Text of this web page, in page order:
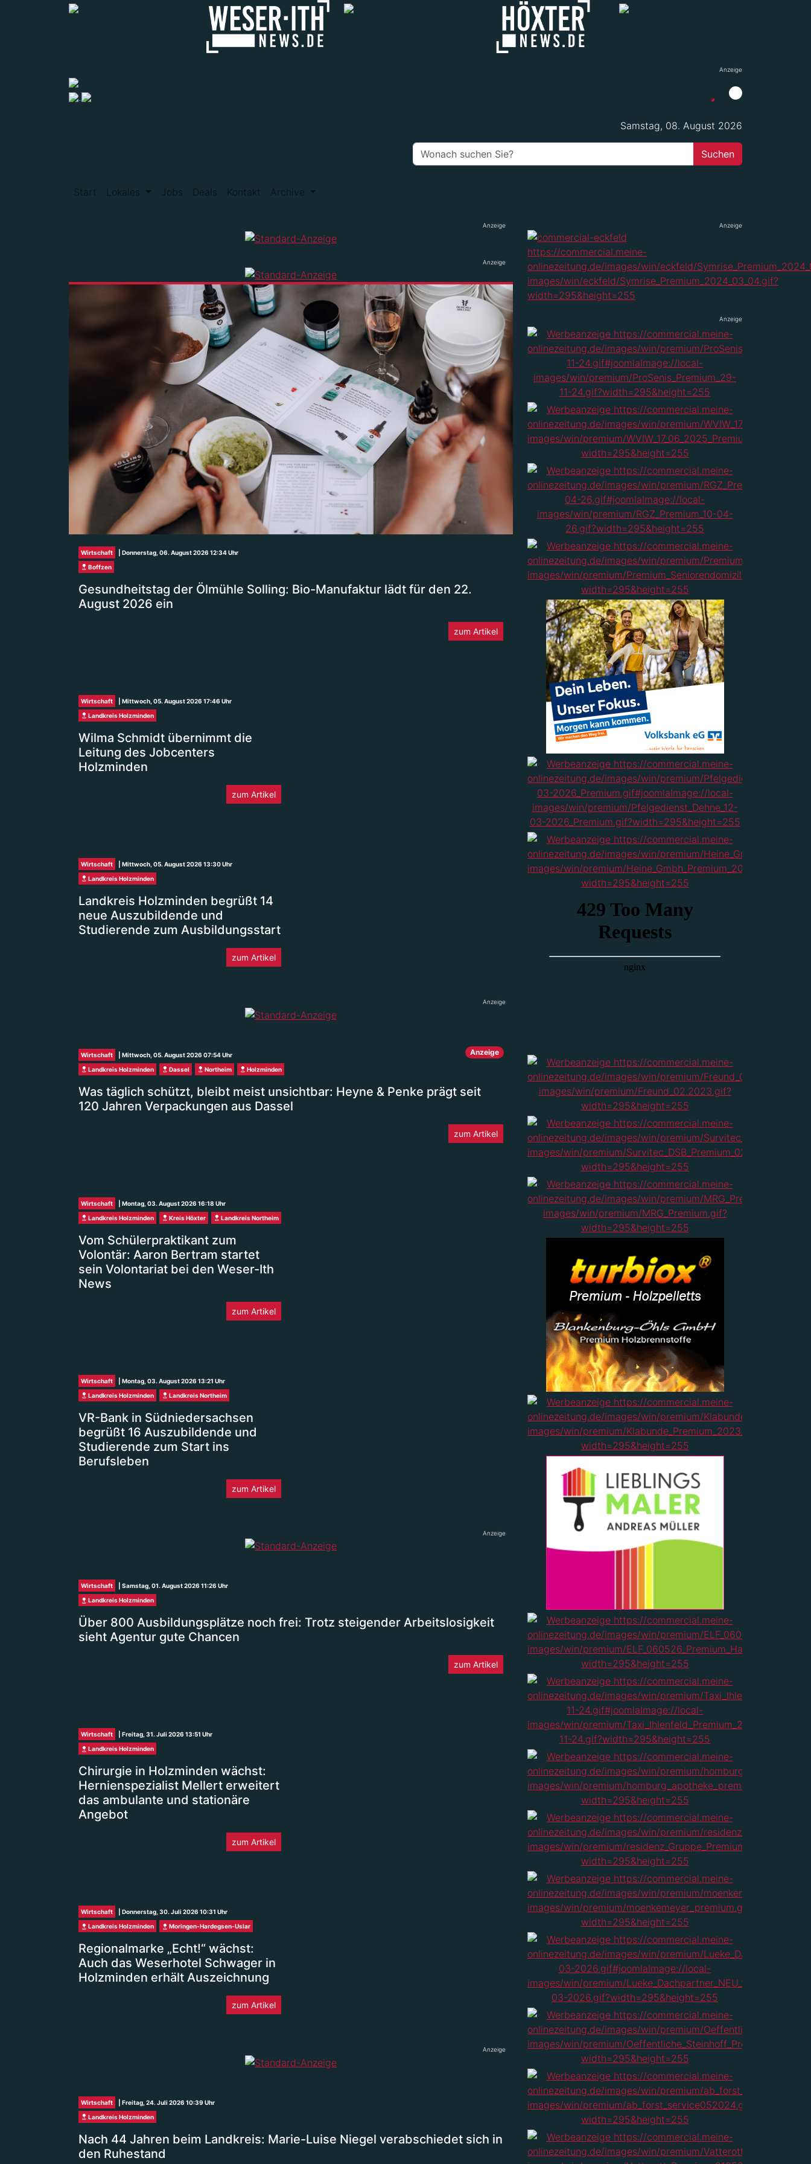
Anzeige
Samstag, 08. August 2026
Start Lokales Jobs Deals Kontakt Archive
Anzeige
Anzeige
Wirtschaft
| Donnerstag, 06. August 2026 12:34 Uhr
Boffzen
Gesundheitstag der Ölmühle Solling: Bio-Manufaktur lädt für den 22.
August 2026 ein
zum Artikel
Wirtschaft
| Mittwoch, 05. August 2026 17:46 Uhr
Landkreis Holzminden
Wilma Schmidt übernimmt die
Leitung des Jobcenters
Holzminden
zum Artikel
Wirtschaft
| Mittwoch, 05. August 2026 13:30 Uhr
Landkreis Holzminden
Landkreis Holzminden begrüßt 14
neue Auszubildende und
Studierende zum Ausbildungsstart
zum Artikel
Anzeige
Anzeige
Wirtschaft
| Mittwoch, 05. August 2026 07:54 Uhr
Landkreis Holzminden
Dassel Northeim Holzminden
Was täglich schützt, bleibt meist unsichtbar: Heyne & Penke prägt seit
120 Jahren Verpackungen aus Dassel
zum Artikel
Wirtschaft
| Montag, 03. August 2026 16:18 Uhr
Landkreis Holzminden
Kreis Höxter Landkreis Northeim
Vom Schülerpraktikant zum
Volontär: Aaron Bertram startet
sein Volontariat bei den Weser-Ith
News
zum Artikel
Wirtschaft
| Montag, 03. August 2026 13:21 Uhr
Landkreis Holzminden
Landkreis Northeim
VR-Bank in Südniedersachsen
begrüßt 16 Auszubildende und
Studierende zum Start ins
Berufsleben
zum Artikel
Anzeige
Wirtschaft
| Samstag, 01. August 2026 11:26 Uhr
Landkreis Holzminden
Über 800 Ausbildungsplätze noch frei: Trotz steigender Arbeitslosigkeit
sieht Agentur gute Chancen
zum Artikel
Wirtschaft
| Freitag, 31. Juli 2026 13:51 Uhr
Landkreis Holzminden
Chirurgie in Holzminden wächst:
Hernienspezialist Mellert erweitert
das ambulante und stationäre
Angebot
zum Artikel
Wirtschaft
| Donnerstag, 30. Juli 2026 10:31 Uhr
Landkreis Holzminden
Moringen-Hardegsen-Uslar
Regionalmarke „Echt!“ wächst:
Auch das Weserhotel Schwager in
Holzminden erhält Auszeichnung
zum Artikel
Anzeige
Wirtschaft
| Freitag, 24. Juli 2026 10:39 Uhr
Landkreis Holzminden
Nach 44 Jahren beim Landkreis: Marie-Luise Niegel verabschiedet sich in
den Ruhestand
Anzeige
Anzeige